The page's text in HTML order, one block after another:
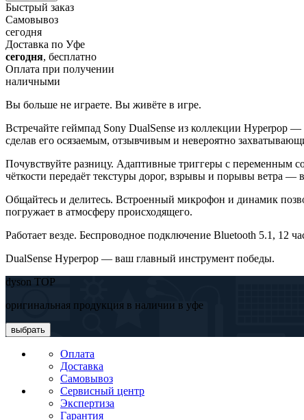
Быстрый заказ
Самовывоз
сегодня
Доставка по Уфе
сегодня, бесплатно
Оплата при получении
наличными
Вы больше не играете. Вы живёте в игре.
Встречайте геймпад Sony DualSense из коллекции Hyperpop
сделав его осязаемым, отзывчивым и невероятно
Почувствуйте разницу. Адаптивные триггеры с переменным
чёткости передаёт текстуры дорог, взрывы и порывы ветра —
Общайтесь и делитесь. Встроенный микрофон и динамик
погружает в атмосферу происходящего.
Работает везде. Беспроводное подключение Bluetooth 5.1, 12
DualSense Hyperpop — ваш главный инструмент победы.
dyson TOP
оригинальная продукция в наличии в уфе
выбрать
Оплата
Доставка
Самовывоз
Сервисный центр
Экспертиза
Гарантия